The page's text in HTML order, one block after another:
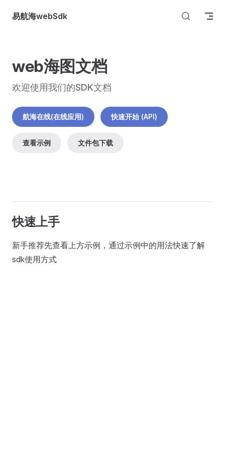
Skip to content
易航海webSdk
web海图文档
欢迎使用我们的SDK文档
航海在线(在线应用) 快速开始 (API)
查看示例 文件包下载
快速上手
新手推荐先查看上方示例，通过示例中的用法快速了解
sdk使用方式